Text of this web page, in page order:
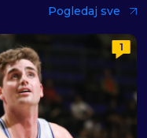
Pogledaj sve
1